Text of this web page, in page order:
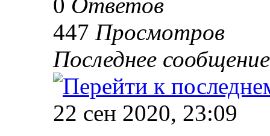
0 Ответов
447 Просмотров
Последнее
22 сен 2020, 23:09